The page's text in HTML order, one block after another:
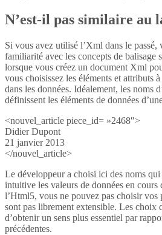
N’est-il pas similaire au
Si vous avez utilisé l’Xml dans le passé,
familiarité avec les concepts de balisage
lorsque vous créez un document Xml
vous choisissez les éléments et attributs
dans les données. Idéalement, les noms
définissent les éléments de données
<nouvel_article piece_id= »2468″>
Didier Dupont
21 janvier 2013
</nouvel_article>
Le développeur a choisi ici des noms
intuitive les valeurs de données en
l’Html5, vous ne pouvez pas choisir vos
sont pas librement extensible. Les choix
d’obtenir un sens plus essentiel par
précédentes.